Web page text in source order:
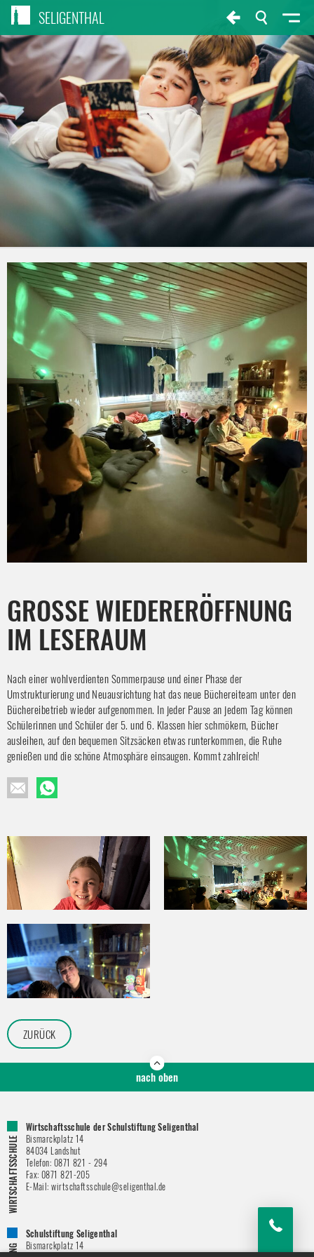
GROSSE WIEDERERÖFFNUNG I
M LESERAUM
Nach einer wohlverdienten Sommerpause und einer Phase der
Umstrukturierung und Neuausrichtung hat das neue Büchereiteam unter den
Büchereibetrieb wieder aufgenommen. In jeder Pause an jedem Tag können
Schülerinnen und Schüler der 5. und 6. Klassen hier schmökern, Bücher
ausleihen, auf den bequemen Sitzsäcken etwas runterkommen, die Ruhe
genießen und die schöne Atmosphäre einsaugen. Kommt zahlreich!
ZURÜCK
nach oben
Wirtschaftsschule der Schulstiftung Seligenthal
Bismarckplatz 14
84034 Landshut
Telefon: 0871 821 - 294
Fax: 0871 821-205
E-Mail: wirtschaftsschule@seligenthal.de
Schulstiftung Seligenthal
Bismarckplatz 14
SELIGENTHAL